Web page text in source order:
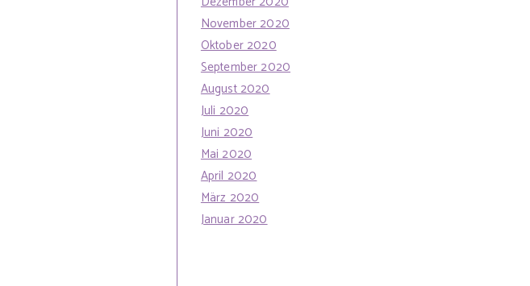
November 2020
Oktober 2020
September 2020
August 2020
Juli 2020
Juni 2020
Mai 2020
April 2020
März 2020
Januar 2020